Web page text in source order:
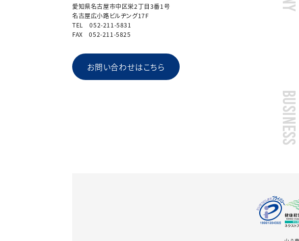
愛知県名古屋市中区栄2丁目3番1号
名古屋広小路ビルヂング17F
TEL 052-211-5831
FAX 052-211-5825
お問い合わせはこちら
BUSINESS